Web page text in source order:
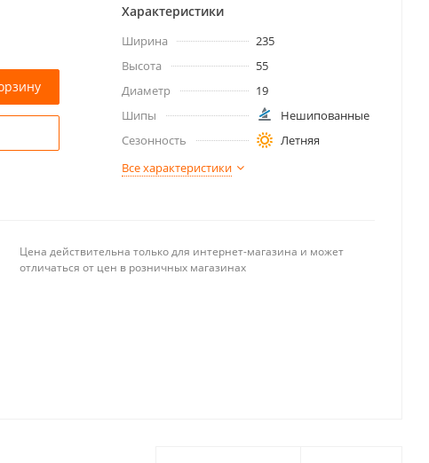
Характеристики
Ширина
235
Высота
55
Диаметр
19
Шипы
Нешипованные
Сезонность
Летняя
Все характеристики
Цена действительна только для интернет-магазина и может
отличаться от цен в розничных магазинах